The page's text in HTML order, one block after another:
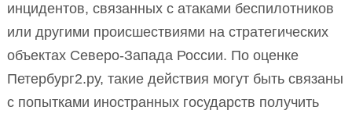
инцидентов, связанных с атаками беспилотников
или другими происшествиями на стратегических
объектах Северо-Запада России. По оценке
Петербург2.ру, такие действия могут быть связаны
с попытками иностранных государств получить